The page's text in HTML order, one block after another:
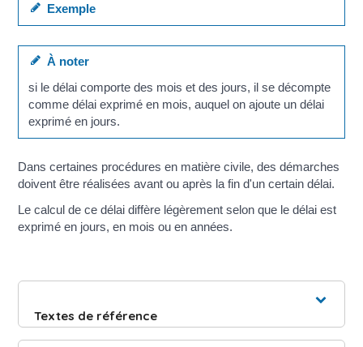
Exemple
À noter
si le délai comporte des mois et des jours, il se décompte
comme délai exprimé en mois, auquel on ajoute un délai
exprimé en jours.
Dans certaines procédures en matière civile, des démarches
doivent être réalisées avant ou après la fin d'un certain délai.
Le calcul de ce délai diffère légèrement selon que le délai est
exprimé en jours, en mois ou en années.
Textes de référence